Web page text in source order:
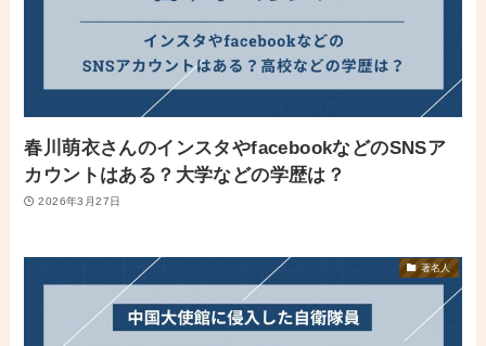
春川萌衣さんのインスタやfacebookなどのSNSア
カウントはある？大学などの学歴は？
2026年3月27日
著名人